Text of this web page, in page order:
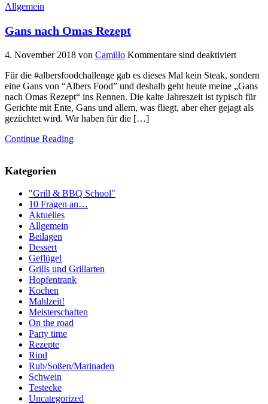
Allgemein
Gans nach Omas Rezept
4. November 2018 von Camillo Kommentare sind deaktiviert
Für die #albersfoodchallenge gab es dieses Mal kein Steak, sondern
eine Gans von “Albers Food” und deshalb geht heute meine „Gans
nach Omas Rezept“ ins Rennen. Die kalte Jahreszeit ist typisch für
Gerichte mit Ente, Gans und allem, was fliegt, aber eher gejagt als
gezüchtet wird. Wir haben für die […]
Continue Reading
Kategorien
"Grill & BBQ School"
10 Fragen an…
Aktuelles
Allgemein
Beilagen
Dessert
Geflügel
Grills und Grillarten
Hopfentrank
Kochen
Mahlzeit!
Meisterschaften
On the road
Party time
Rezepte
Rind
Rub/Soßen/Marinaden
Schwein
Testecke
Uncategorized